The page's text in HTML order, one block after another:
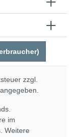
zzgl.
im
Weitere